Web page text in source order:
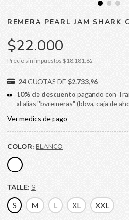
REMERA PEARL JAM SHARK
$22.000
Precio sin impuestos $18.181,82
24CUOTAS DE $2.733,96
10% de descuento pagando con
al alias ''bvremeras'' (bbva, caja de
Ver medios de pago
COLOR: BLANCO
TALLE: S
S
M L XL XXL